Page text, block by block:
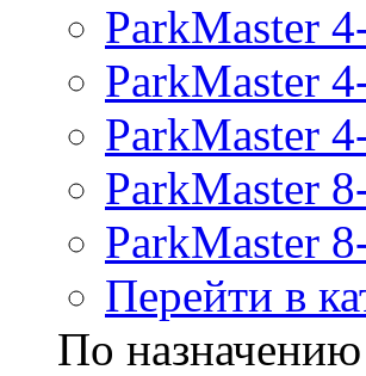
ParkMaster
ParkMaster
ParkMaster
ParkMaster
ParkMaster
Перейти в
По назначению